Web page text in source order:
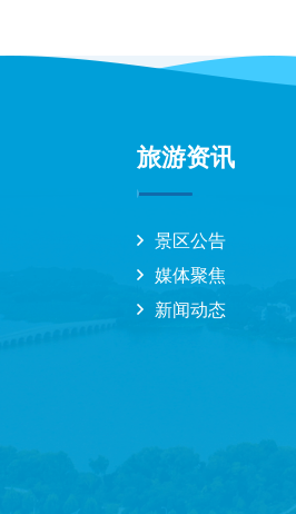
旅游资讯
景区公告
媒体聚焦
新闻动态